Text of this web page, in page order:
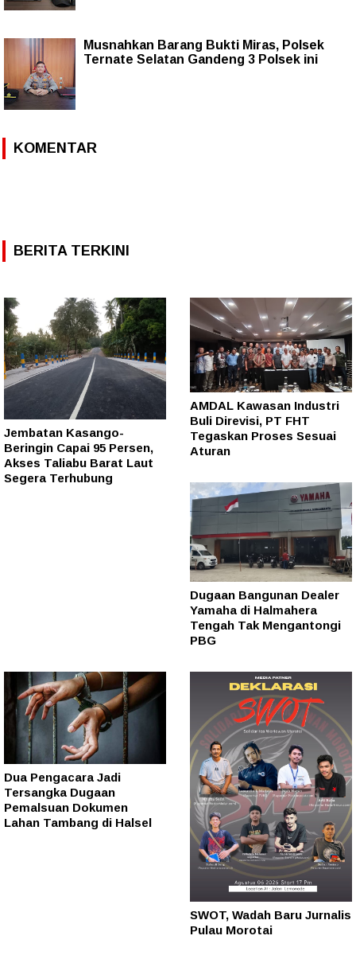
Musnahkan Barang Bukti Miras, Polsek
Ternate Selatan Gandeng 3 Polsek ini
KOMENTAR
BERITA TERKINI
Jembatan Kasango-
Beringin Capai 95 Persen,
Akses Taliabu Barat Laut
Segera Terhubung
AMDAL Kawasan Industri
Buli Direvisi, PT FHT
Tegaskan Proses Sesuai
Aturan
Dugaan Bangunan Dealer
Yamaha di Halmahera
Tengah Tak Mengantongi
PBG
Dua Pengacara Jadi
Tersangka Dugaan
Pemalsuan Dokumen
Lahan Tambang di Halsel
SWOT, Wadah Baru Jurnalis
Pulau Morotai